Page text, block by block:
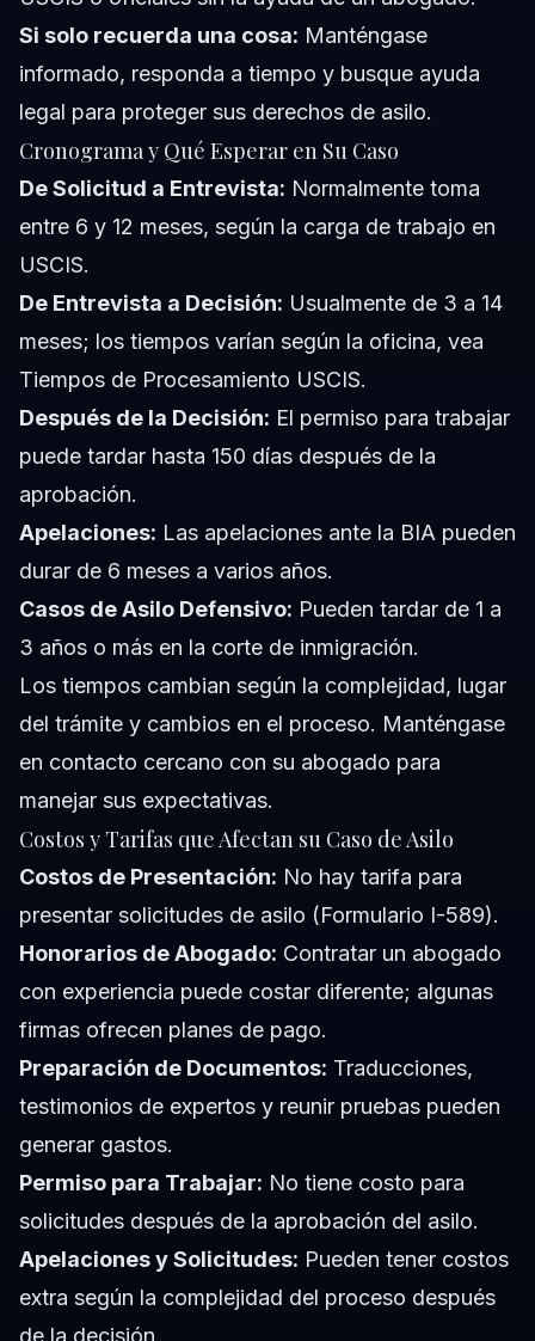
Si solo recuerda una cosa: Manténgase
informado, responda a tiempo y busque ayuda
legal para proteger sus derechos de asilo.
Cronograma y Qué Esperar en Su Caso
De Solicitud a Entrevista: Normalmente toma
entre 6 y 12 meses, según la carga de trabajo en
USCIS.
De Entrevista a Decisión: Usualmente de 3 a 14
meses; los tiempos varían según la oficina, vea
Tiempos de Procesamiento USCIS.
Después de la Decisión: El permiso para trabajar
puede tardar hasta 150 días después de la
aprobación.
Apelaciones: Las apelaciones ante la BIA pueden
durar de 6 meses a varios años.
Casos de Asilo Defensivo: Pueden tardar de 1 a
3 años o más en la corte de inmigración.
Los tiempos cambian según la complejidad, lugar
del trámite y cambios en el proceso. Manténgase
en contacto cercano con su abogado para
manejar sus expectativas.
Costos y Tarifas que Afectan su Caso de Asilo
Costos de Presentación: No hay tarifa para
presentar solicitudes de asilo (Formulario I-589).
Honorarios de Abogado: Contratar un abogado
con experiencia puede costar diferente; algunas
firmas ofrecen planes de pago.
Preparación de Documentos: Traducciones,
testimonios de expertos y reunir pruebas pueden
generar gastos.
Permiso para Trabajar: No tiene costo para
solicitudes después de la aprobación del asilo.
Apelaciones y Solicitudes: Pueden tener costos
extra según la complejidad del proceso después
de la decisión.